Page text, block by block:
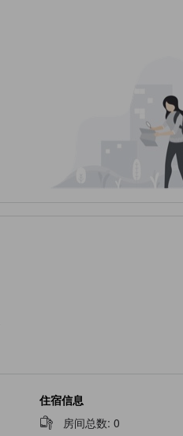
住宿信息
房间总数:0